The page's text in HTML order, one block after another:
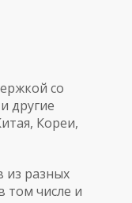
со
другие
Кореи,
из разных
том числе и